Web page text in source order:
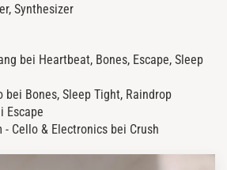
Synthesizer
bei Heartbeat, Bones, Escape, Sleep
bei Bones, Sleep Tight, Raindrop
Escape
Cello & Electronics bei Crush